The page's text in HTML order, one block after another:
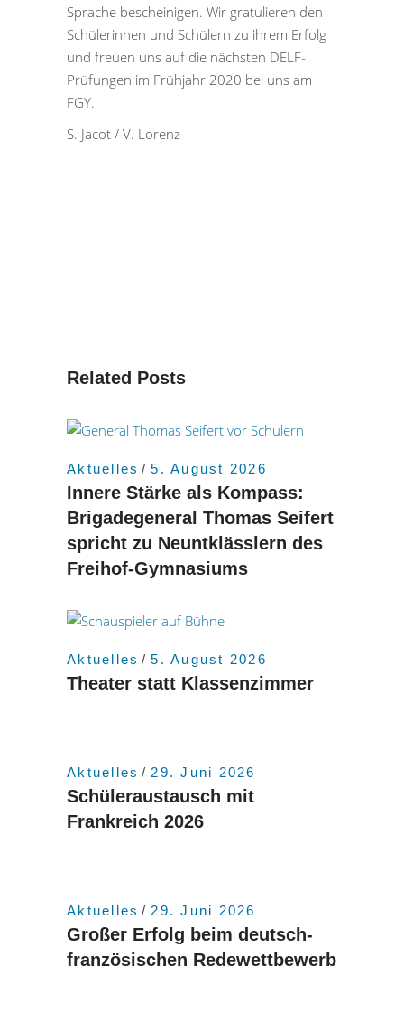
Sprache bescheinigen. Wir gratulieren den
Schülerinnen und Schülern zu ihrem Erfolg
und freuen uns auf die nächsten DELF-
Prüfungen im Frühjahr 2020 bei uns am
FGY.
S. Jacot / V. Lorenz
Related Posts
Aktuelles 5. August 2026
Innere Stärke als Kompass:
Brigadegeneral Thomas Seifert
spricht zu Neuntklässlern des
Freihof-Gymnasiums
Aktuelles 5. August 2026
Theater statt Klassenzimmer
Aktuelles 29. Juni 2026
Schüleraustausch mit
Frankreich 2026
Aktuelles 29. Juni 2026
Großer Erfolg beim deutsch-
französischen Redewettbewerb